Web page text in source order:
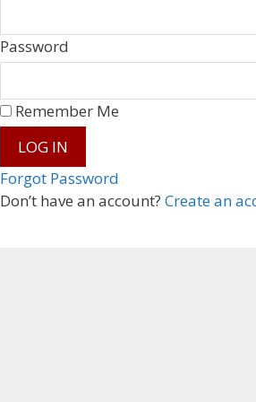
Password
Don’t have an account? Create an
Remember Me
Forgot Password